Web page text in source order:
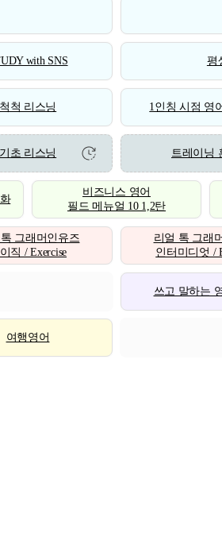
with SNS 평
척척 리스닝 1인칭 시점 영
기초 리스닝 트레이닝
비즈니스 영어
필드 메뉴얼 10 1,2탄
그래머인유즈
직 / Exercise
리얼 톡 그래
인터미디엇 /
쓰고 말하는
여행영어